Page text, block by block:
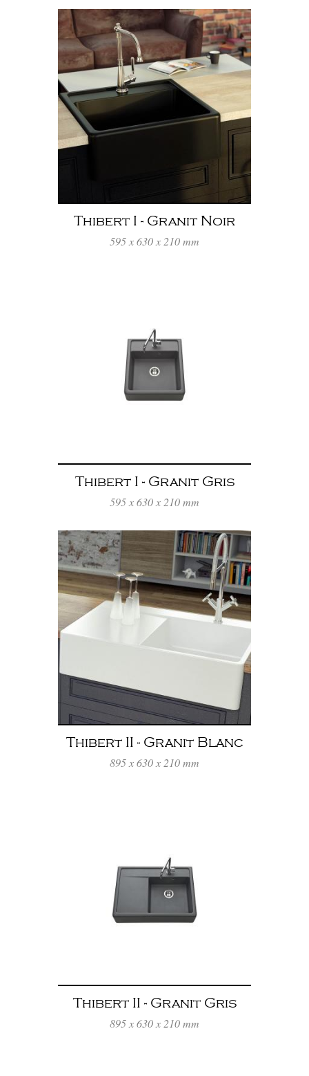
Thibert I - Granit Noir
595 x 630 x 210 mm
Thibert I - Granit Gris
Titanium
595 x 630 x 210 mm
Thibert II - Granit Blanc
895 x 630 x 210 mm
Thibert II - Granit Gris
Titanium
895 x 630 x 210 mm